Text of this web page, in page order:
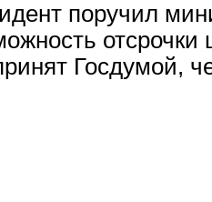
поручил
Госдумой,